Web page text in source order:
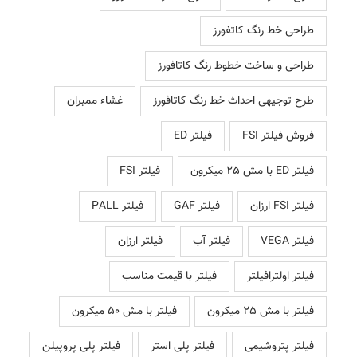
طراحی خط رنگ کاتفورز
طراحی و ساخت خطوط رنگ کاتافورز
طرح توجیهی احداث خط رنگ کاتافورز
غشاء ممبران
فروش فیلتر FSI
فیلتر ED
فیلتر ED با مش 25 میکرون
فیلتر FSI
فیلتر FSI ارزان
فیلتر GAF
فیلتر PALL
فیلتر VEGA
فیلتر آب
فیلتر ارزان
فیلتر اولترافیلتر
فیلتر با قیمت مناسب
فیلتر با مش 25 میکرون
فیلتر با مش 50 میکرون
فیلتر پتروشیمی
فیلتر پلی استر
فیلتر پلی پروپیلن